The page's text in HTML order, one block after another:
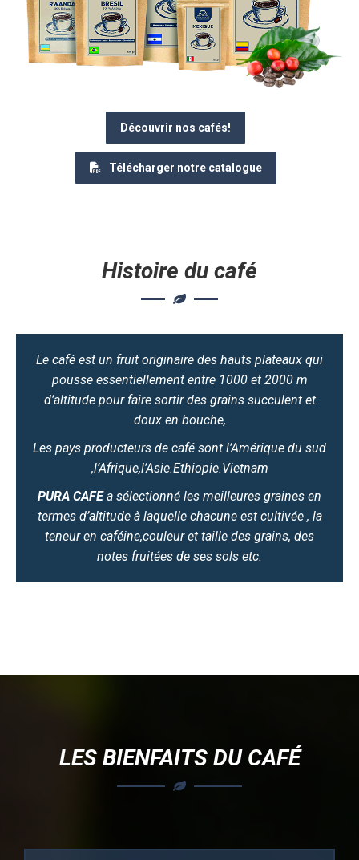
Découvrir nos cafés!
Télécharger notre catalogue
Histoire du café
Le café est un fruit originaire des hauts plateaux qui
pousse essentiellement entre 1000 et 2000 m
d’altitude pour faire sortir des grains succulent et
doux en bouche,
Les pays producteurs de café sont l’Amérique du sud
,l’Afrique,l’Asie.Ethiopie.Vietnam
PURA CAFEa sélectionné les meilleures graines en
termes d’altitude à laquelle chacune est cultivée , la
teneur en caféine,couleur et taille des grains, des
notes fruitées de ses sols etc.
LES BIENFAITS DU CAFÉ